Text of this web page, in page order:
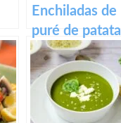
Enchiladas de
puré de patata